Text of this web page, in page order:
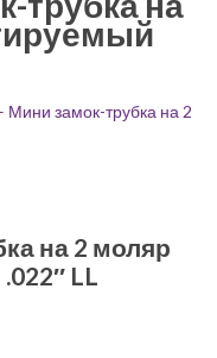
Мини замок-трубка на 2
на 2 моляр
LL